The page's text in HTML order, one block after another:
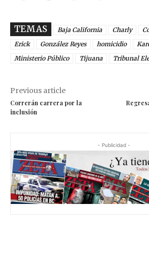
TEMAS Baja California Charly
Erick
González Reyes homicidio
Ministerio Público
Tijuana Tribunal
Previous article
Correrán carrera por la
inclusión
- Publicidad -